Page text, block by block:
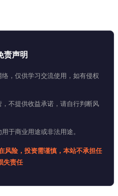
责声明
，仅供学习交流使用，如有侵权
不提供收益承诺，请自行判断风
于商业用途或非法用途。
风险，投资需谨慎，本站不承担任
失责任